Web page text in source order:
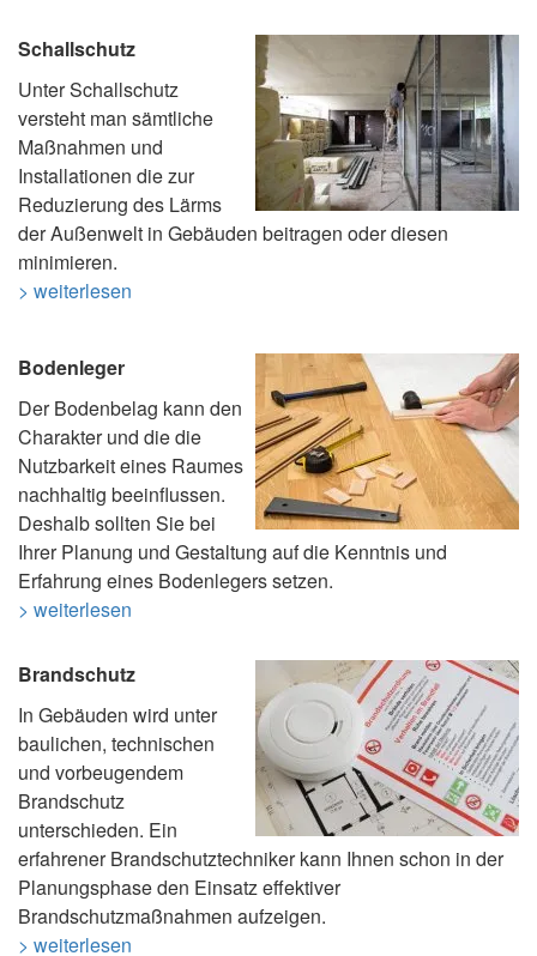
Schallschutz
Unter Schallschutz
versteht man sämtliche
Maßnahmen und
Installationen die zur
Reduzierung des Lärms
der Außenwelt in Gebäuden beitragen oder diesen
minimieren.
> weiterlesen
Bodenleger
Der Bodenbelag kann den
Charakter und die die
Nutzbarkeit eines Raumes
nachhaltig beeinflussen.
Deshalb sollten Sie bei
Ihrer Planung und Gestaltung auf die Kenntnis und
Erfahrung eines Bodenlegers setzen.
> weiterlesen
Brandschutz
In Gebäuden wird unter
baulichen, technischen
und vorbeugendem
Brandschutz
unterschieden. Ein
erfahrener Brandschutztechniker kann Ihnen schon in der
Planungsphase den Einsatz effektiver
Brandschutzmaßnahmen aufzeigen.
> weiterlesen